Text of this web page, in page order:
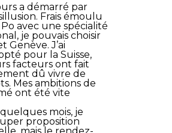
a démarré par
Frais émoulu
avec une spécialité
je pouvais choisir
Genève. J’ai
pour la Suisse,
facteurs ont fait
dû vivre de
Mes ambitions de
ont été vite
mois, je
proposition